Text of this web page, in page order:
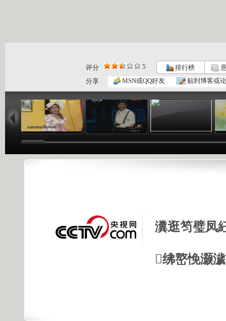
评分 5 排行榜
分享
MSN或QQ好友 贴到博客或
04:59
大风车 2...
17:28
大风车 2...
04:59
瀵逛笉璧凤
绋嶅悗灏